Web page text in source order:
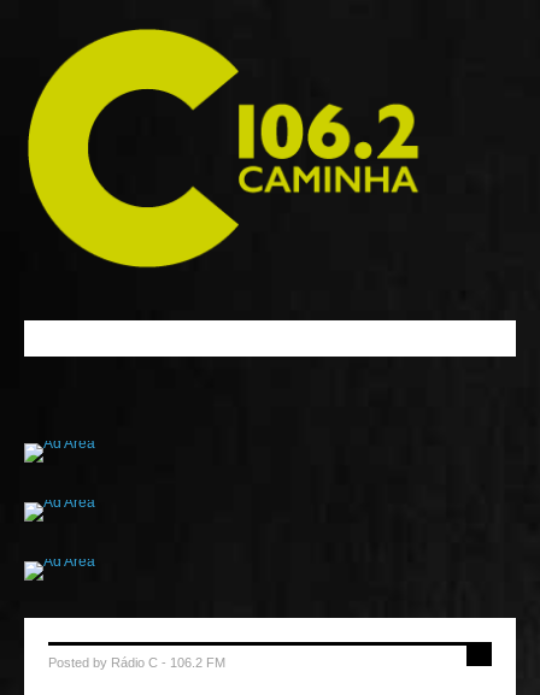
Posted by Rádio C - 106.2 FM